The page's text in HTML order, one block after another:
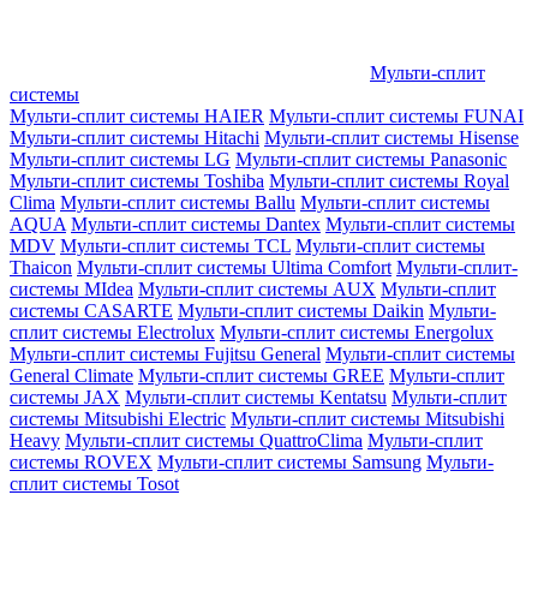
Мульти-сплит
системы
Мульти-сплит системы HAIER Мульти-сплит системы FUNAI
Мульти-сплит системы Hitachi Мульти-сплит системы Hisense
Мульти-сплит системы LG Мульти-сплит системы Panasonic
Мульти-сплит системы Toshiba Мульти-сплит системы Royal
Clima Мульти-сплит системы Ballu Мульти-сплит системы
AQUA Мульти-сплит системы Dantex Мульти-сплит системы
MDV Мульти-сплит системы TCL Мульти-сплит системы
Thaicon Мульти-сплит системы Ultima Comfort Мульти-сплит-
системы MIdea Мульти-сплит системы AUX Мульти-сплит
системы CASARTE Мульти-сплит системы Daikin Мульти-
сплит системы Electrolux Мульти-сплит системы Energolux
Мульти-сплит системы Fujitsu General Мульти-сплит системы
General Climate Мульти-сплит системы GREE Мульти-сплит
системы JAX Мульти-сплит системы Kentatsu Мульти-сплит
системы Mitsubishi Electric Мульти-сплит системы Mitsubishi
Heavy Мульти-сплит системы QuattroClima Мульти-сплит
системы ROVEX Мульти-сплит системы Samsung Мульти-
сплит системы Tosot